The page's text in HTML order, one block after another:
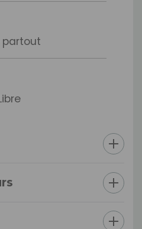
partout